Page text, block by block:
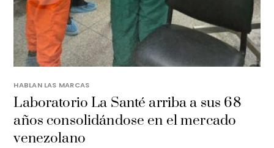
HABLAN LAS MARCAS
Laboratorio La Santé arriba a sus 68
años consolidándose en el mercado
venezolano